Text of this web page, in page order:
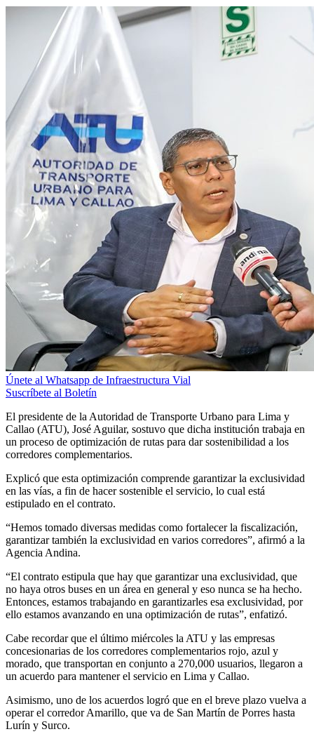
Únete al Whatsapp de Infraestructura Vial
Suscríbete al Boletín
El presidente de la Autoridad de Transporte Urbano para Lima y
Callao (ATU), José Aguilar, sostuvo que dicha institución trabaja en
un proceso de optimización de rutas para dar sostenibilidad a los
corredores complementarios.
Explicó que esta optimización comprende garantizar la exclusividad
en las vías, a fin de hacer sostenible el servicio, lo cual está
estipulado en el contrato.
“Hemos tomado diversas medidas como fortalecer la fiscalización,
garantizar también la exclusividad en varios corredores”, afirmó a la
Agencia Andina.
“El contrato estipula que hay que garantizar una exclusividad, que
no haya otros buses en un área en general y eso nunca se ha hecho.
Entonces, estamos trabajando en garantizarles esa exclusividad, por
ello estamos avanzando en una optimización de rutas”, enfatizó.
Cabe recordar que el último miércoles la ATU y las empresas
concesionarias de los corredores complementarios rojo, azul y
morado, que transportan en conjunto a 270,000 usuarios, llegaron a
un acuerdo para mantener el servicio en Lima y Callao.
Asimismo, uno de los acuerdos logró que en el breve plazo vuelva a
operar el corredor Amarillo, que va de San Martín de Porres hasta
Lurín y Surco.